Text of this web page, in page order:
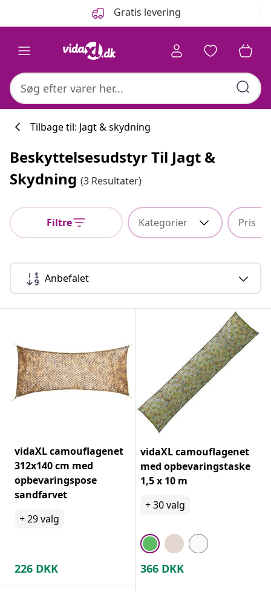
Gratis levering
#sharemevidaxl
Tilbage til: Jagt & skydning
Beskyttelsesudstyr Til Jagt &
Skydning (3 Resultater)
Filtre Kategorier Pris
Anbefalet
vidaXL camouflagenet
312x140 cm med
opbevaringspose
sandfarvet
+29valg
226 DKK
vidaXL camouflagenet
med opbevaringstaske
1,5 x 10 m
+30valg
366 DKK